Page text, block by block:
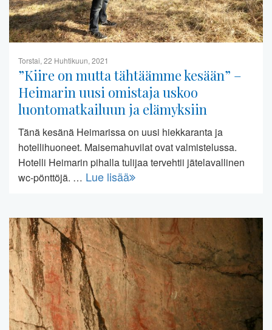
Torstai, 22 Huhtikuun, 2021
”Kiire on mutta tähtäämme kesään” –
Heimarin uusi omistaja uskoo
luontomatkailuun ja elämyksiin
Tänä kesänä Heimarissa on uusi hiekkaranta ja
hotellihuoneet. Maisemahuvilat ovat valmistelussa.
Hotelli Heimarin pihalla tulijaa tervehtii jätelavallinen
wc-pönttöjä. … Lue lisää